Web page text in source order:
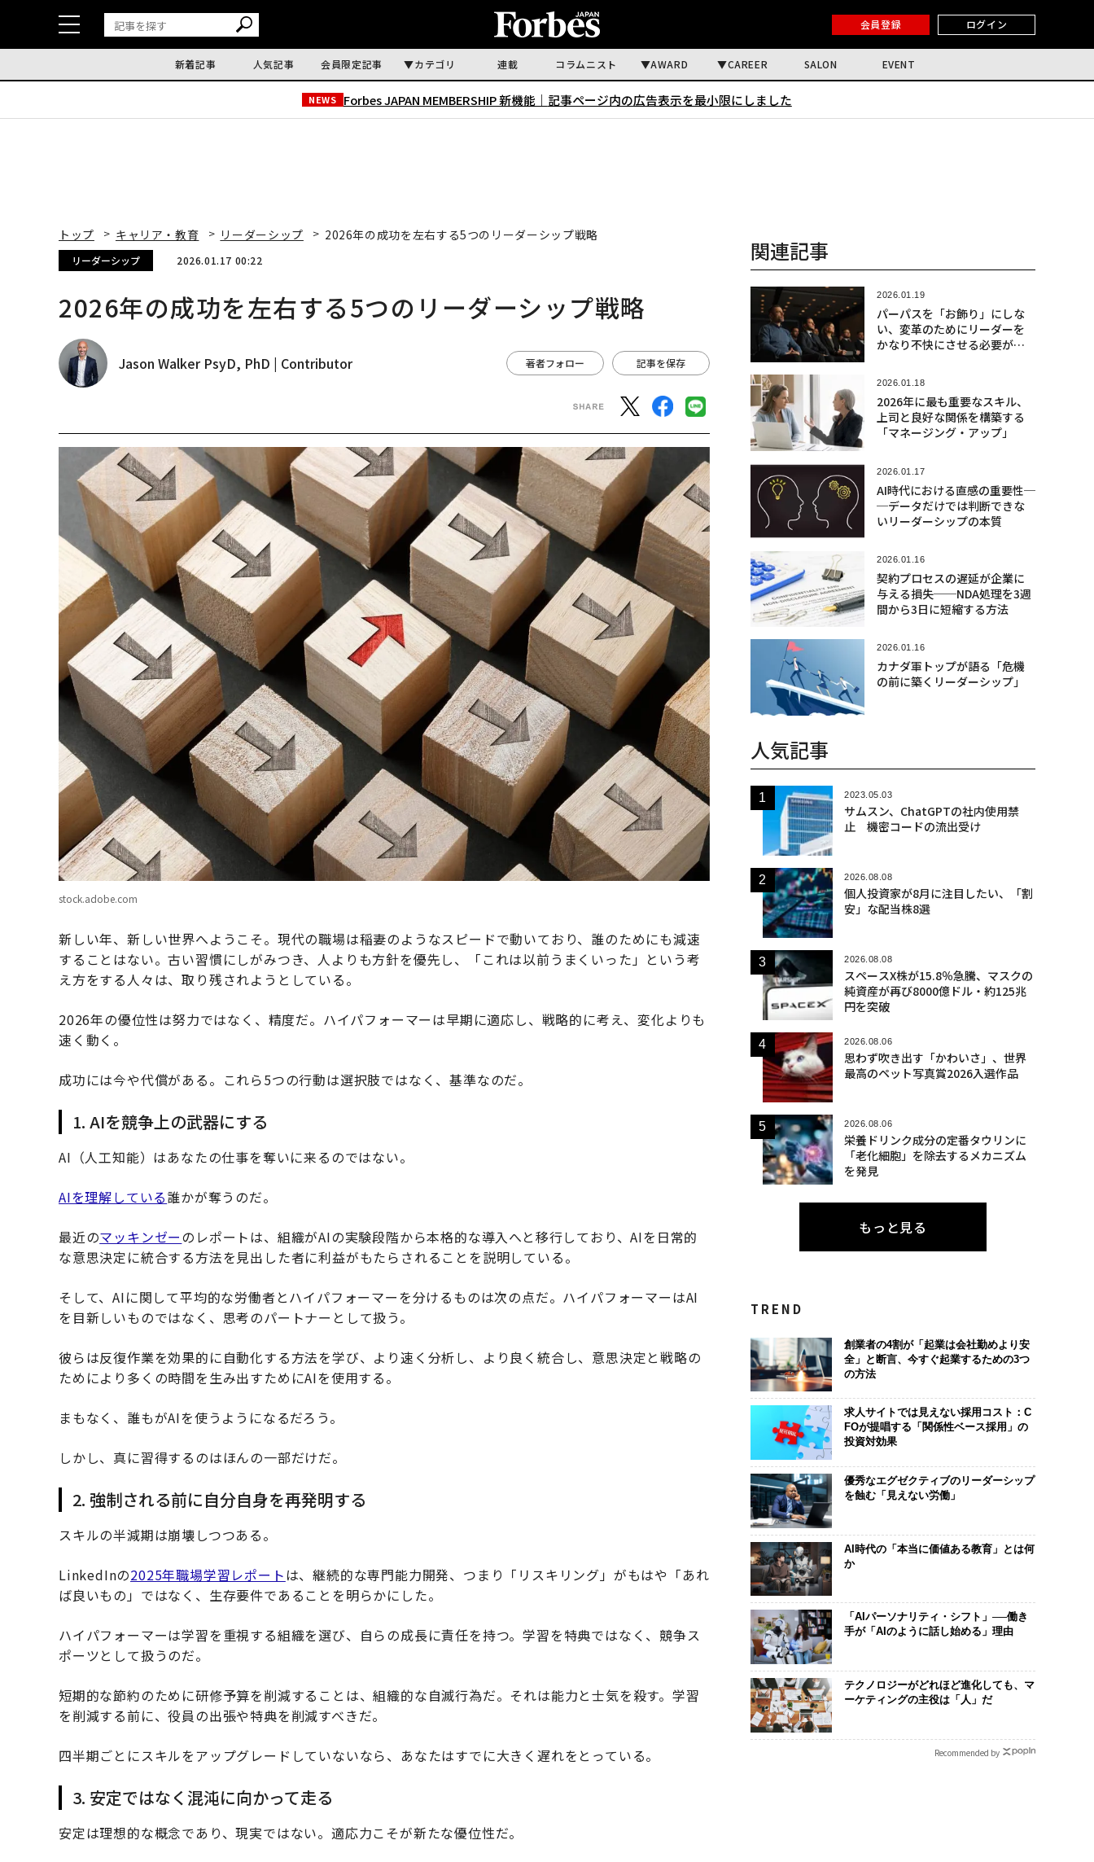
会員登録 ログイン
新着記事 人気記事 会員限定記事 カテゴリ 連載 コラムニスト AWARD CAREER SALON EVENT
NEWS Forbes JAPAN MEMBERSHIP 新機能｜ 記事ページ内の広告表示を最小限にしました
トップ キャリア・教育 リーダーシップ 2026年の成功を左右する5つのリーダーシップ戦略
リーダーシップ 2026.01.17 00:22
2026年の成功を左右する5つのリーダーシップ戦略
Jason Walker PsyD, PhD | Contributor 著者フォロー 記事を保存
stock.adobe.com
新しい年、新しい世界へようこそ。現代の職場は稲妻のようなスピードで動いており、誰のためにも減速
することはない。古い習慣にしがみつき、人よりも方針を優先し、「これは以前うまくいった」という考
え方をする人々は、取り残されようとしている。
2026年の優位性は努力ではなく、精度だ。ハイパフォーマーは早期に適応し、戦略的に考え、変化よりも
速く動く。
成功には今や代償がある。これら5つの行動は選択肢ではなく、基準なのだ。
1. AIを競争上の武器にする
AI（人工知能）はあなたの仕事を奪いに来るのではない。
AIを理解している誰かが奪うのだ。
最近のマッキンゼーのレポートは、組織がAIの実験段階から本格的な導入へと移行しており、AIを日常的
な意思決定に統合する方法を見出した者に利益がもたらされることを説明している。
そして、AIに関して平均的な労働者とハイパフォーマーを分けるものは次の点だ。ハイパフォーマーはAI
を目新しいものではなく、思考のパートナーとして扱う。
彼らは反復作業を効果的に自動化する方法を学び、より速く分析し、より良く統合し、意思決定と戦略の
ためにより多くの時間を生み出すためにAIを使用する。
まもなく、誰もがAIを使うようになるだろう。
しかし、真に習得するのはほんの一部だけだ。
2. 強制される前に自分自身を再発明する
スキルの半減期は崩壊しつつある。
LinkedInの2025年職場学習レポートは、継続的な専門能力開発、つまり「リスキリング」がもはや「あれ
ば良いもの」ではなく、生存要件であることを明らかにした。
ハイパフォーマーは学習を重視する組織を選び、自らの成長に責任を持つ。学習を特典ではなく、競争ス
ポーツとして扱うのだ。
短期的な節約のために研修予算を削減することは、組織的な自滅行為だ。それは能力と士気を殺す。学習
を削減する前に、役員の出張や特典を削減すべきだ。
四半期ごとにスキルをアップグレードしていないなら、あなたはすでに大きく遅れをとっている。
3. 安定ではなく混沌に向かって走る
安定は理想的な概念であり、現実ではない。適応力こそが新たな優位性だ。
関連記事
2026.01.19
パーパスを「お飾り」にしな
い、変革のためにリーダーを
かなり不快にさせる必要があ
2026.01.18
2026年に最も重要なスキル、
上司と良好な関係を構築する
「マネージング・アップ」
2026.01.17
AI時代における直感の重要性─
─データだけでは判断できな
いリーダーシップの本質
2026.01.16
契約プロセスの遅延が企業に
与える損失──NDA処理を3週
間から3日に短縮する方法
2026.01.16
カナダ軍トップが語る「危機
の前に築くリーダーシップ」
人気記事
2023.05.03
サムスン、ChatGPTの社内使用禁
止 機密コードの流出受け
2026.08.08
個人投資家が8月に注目したい、「割
安」な配当株8選
2026.08.08
スペースX株が15.8％急騰、マスクの
純資産が再び8000億ドル・約125兆
円を突破
2026.08.06
思わず吹き出す「かわいさ」、世界
最高のペット写真賞2026入選作品
2026.08.06
栄養ドリンク成分の定番タウリンに
「老化細胞」を除去するメカニズム
を発見
もっと見る
TREND
創業者の4割が「起業は会社勤めより安
全」と断言、今すぐ起業するための3つ
の方法
求人サイトでは見えない採用コスト：C
FOが提唱する「関係性ベース採用」の
投資対効果
優秀なエグゼクティブのリーダーシップ
を蝕む「見えない労働」
AI時代の「本当に価値ある教育」とは何
か
「AIパーソナリティ・シフト」──働き
手が「AIのように話し始める」理由
テクノロジーがどれほど進化しても、マ
ーケティングの主役は「人」だ
Recommended by